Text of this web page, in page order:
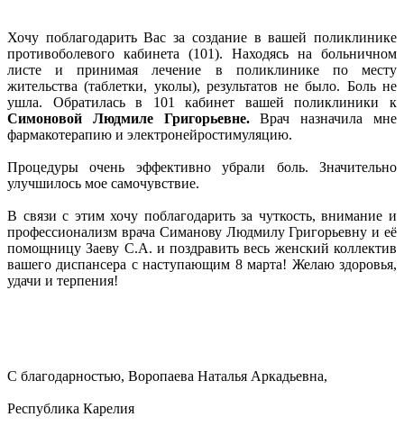
Хочу поблагодарить Вас за создание в вашей поликлинике
противоболевого кабинета (101). Находясь на больничном
листе и принимая лечение в поликлинике по месту
жительства (таблетки, уколы), результатов не было. Боль не
ушла. Обратилась в 101 кабинет вашей поликлиники к
Симоновой Людмиле Григорьевне.Врач назначила мне
фармакотерапию и электронейростимуляцию.
Процедуры очень эффективно убрали боль. Значительно
улучшилось мое самочувствие.
В связи с этим хочу поблагодарить за чуткость, внимание и
профессионализм врача Симанову Людмилу Григорьевну и её
помощницу Заеву С.А. и поздравить весь женский коллектив
вашего диспансера с наступающим 8 марта! Желаю здоровья,
удачи и терпения!
С благодарностью, Воропаева Наталья Аркадьевна,
Республика Карелия